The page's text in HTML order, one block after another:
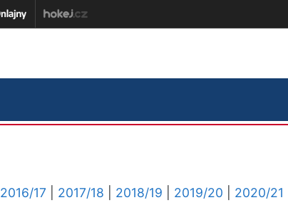
2016/17 2017/18 2018/19 2019/20
2020/21